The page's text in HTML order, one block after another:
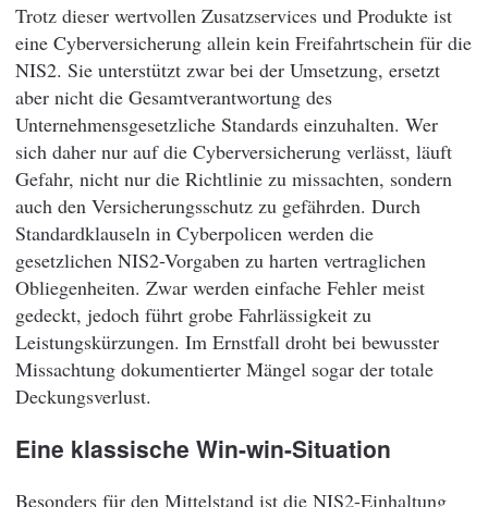
Trotz dieser wertvollen Zusatzservices und Produkte ist
eine Cyberversicherung allein kein Freifahrtschein für die
NIS2. Sie unterstützt zwar bei der Umsetzung, ersetzt
aber nicht die Gesamtverantwortung des
Unternehmensgesetzliche Standards einzuhalten. Wer
sich daher nur auf die Cyberversicherung verlässt, läuft
Gefahr, nicht nur die Richtlinie zu missachten, sondern
auch den Versicherungsschutz zu gefährden. Durch
Standardklauseln in Cyberpolicen werden die
gesetzlichen NIS2-Vorgaben zu harten vertraglichen
Obliegenheiten. Zwar werden einfache Fehler meist
gedeckt, jedoch führt grobe Fahrlässigkeit zu
Leistungskürzungen. Im Ernstfall droht bei bewusster
Missachtung dokumentierter Mängel sogar der totale
Deckungsverlust.
Eine klassische Win-win-Situation
Besonders für den Mittelstand ist die NIS2-Einhaltung